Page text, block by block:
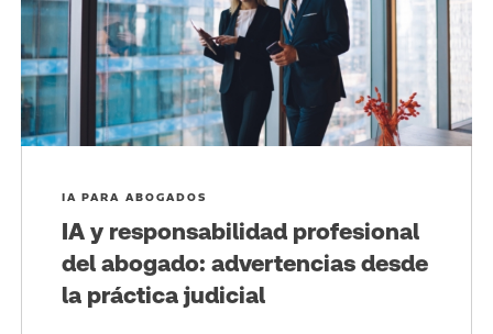
IA PARA ABOGADOS
IA y responsabilidad profesional
del abogado: advertencias desde
la práctica judicial